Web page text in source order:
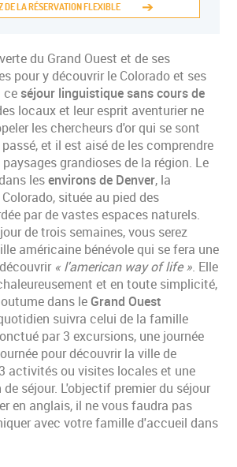
DE LA RÉSERVATION FLEXIBLE
du Grand Ouest et de ses
pour y découvrir le Colorado et ses
ceséjour linguistique sans cours de
locaux et leur esprit aventurier ne
les chercheurs d'or qui se sont
et il est aisé de les comprendre
grandioses de la région. Le
lesenvirons de Denver, la
située au pied des
par de vastes espaces naturels.
de trois semaines, vous serez
américaine bénévole qui se fera une
« l'american way of life ». Elle
et en toute simplicité,
dans le Grand Ouest
suivra celui de la famille
par 3 excursions, une journée
pour découvrir la ville de
activités ou visites locales et une
séjour. L'objectif premier du séjour
en anglais, il ne vous faudra pas
avec votre famille d'accueil dans